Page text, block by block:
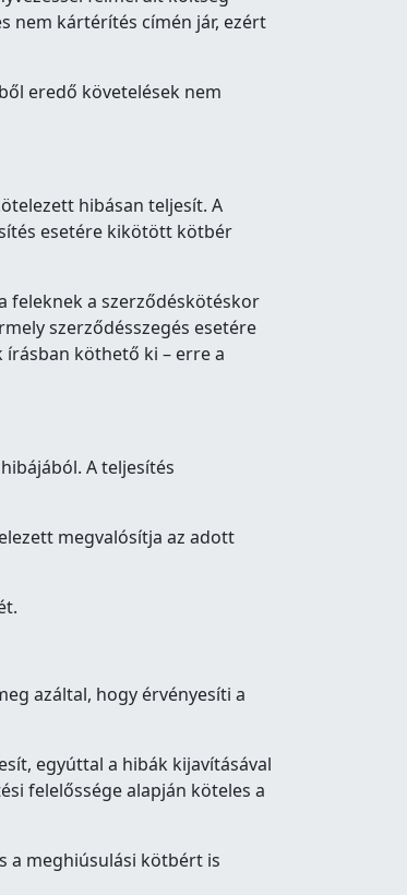
nem kártérítés címén jár, ezért
eredő követelések nem
hibásan teljesít. A
esetére kikötött kötbér
feleknek a szerződéskötéskor
szerződésszegés esetére
köthető ki – erre a
A teljesítés
megvalósítja az adott
azáltal, hogy érvényesíti a
egyúttal a hibák kijavításával
felelőssége alapján köteles a
a meghiúsulási kötbért is